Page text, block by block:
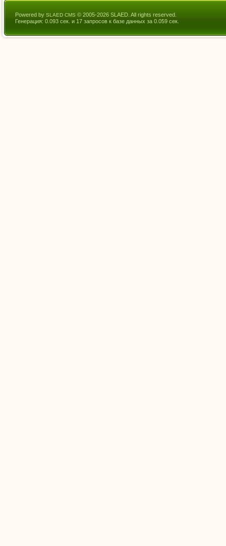
Powered by SLAED CMS © 2005-2026 SLAED. All rights reserved.
Генерация: 0.093 сек. и 17 запросов к базе данных за 0.059 сек.